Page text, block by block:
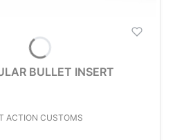
BULLET INSERT
ACTION CUSTOMS